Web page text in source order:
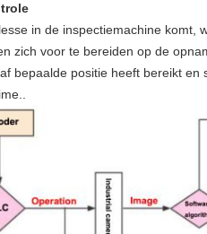
in de inspectiemachine
zich voor te bereiden op de
bepaalde positie heeft bereikt